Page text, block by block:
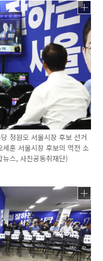
정원오 서울시장 후보 선거
훈 서울시장 후보의 역전 소
스, 사진공동취재단)